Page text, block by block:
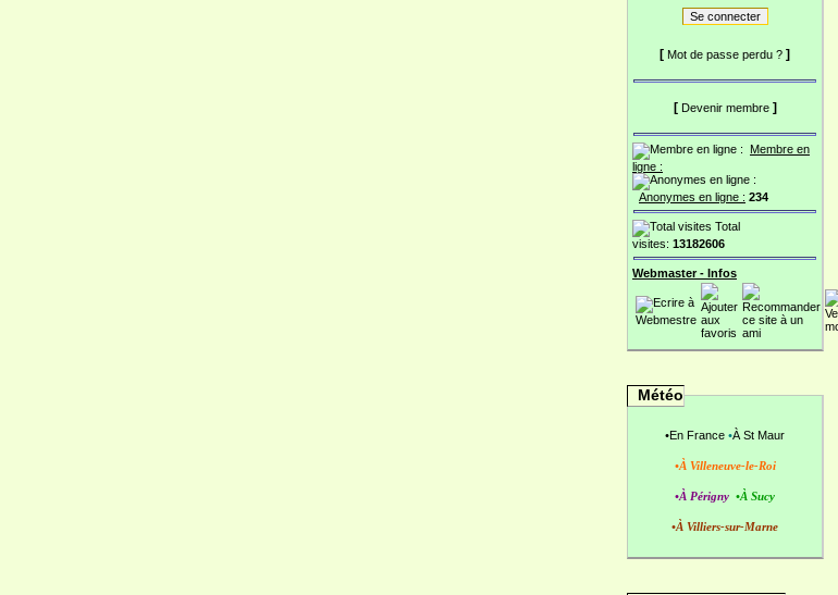
[ Mot de passe perdu ? ]
[ Devenir membre]
Membre en
ligne :
Anonymes en ligne : 234
Total
visites: 13182606
Webmaster - Infos
Météo
•En France •À St Maur
•À Villeneuve-le-Roi
•À Périgny •À Sucy
•À Villiers-sur-Marne